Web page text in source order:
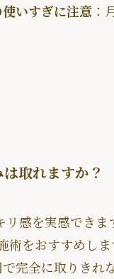
いすぎに注意：
取れますか？
リ感を実感できま
術をおすすめし
完全に取りきれ